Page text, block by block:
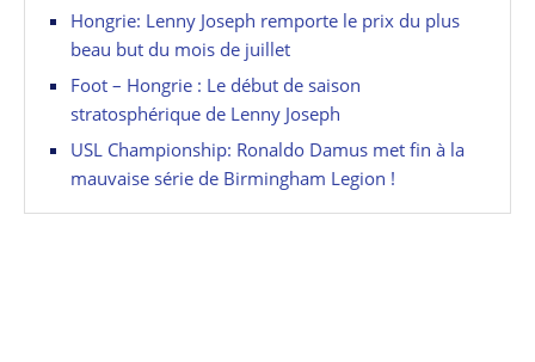
Hongrie: Lenny Joseph remporte le prix du plus
beau but du mois de juillet
Foot – Hongrie : Le début de saison
stratosphérique de Lenny Joseph
USL Championship: Ronaldo Damus met fin à la
mauvaise série de Birmingham Legion !